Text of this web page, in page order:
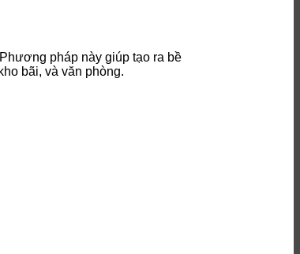
pháp này giúp tạo ra bề
bãi, và văn phòng.